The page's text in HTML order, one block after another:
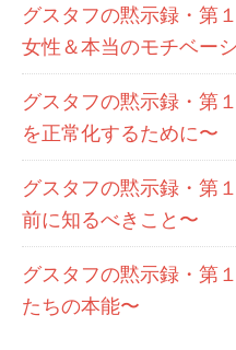
グスタフの黙示録・第
女性＆本当のモチベー
グスタフの黙示録・第
を正常化するために〜
グスタフの黙示録・第
前に知るべきこと〜
グスタフの黙示録・第
たちの本能〜